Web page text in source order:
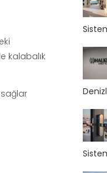
kalabalık
sağlar